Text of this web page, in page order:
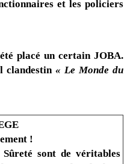
et les policiers
placé un certain JOBA.
clandestin« Le Monde du
!
sont de véritables